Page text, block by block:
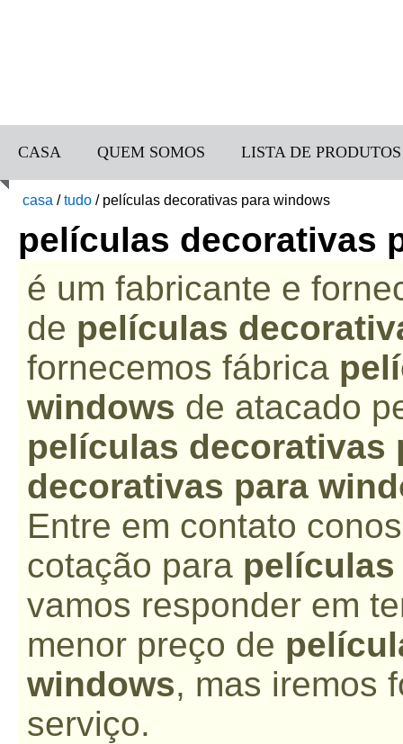
CASA QUEM SOMOS LISTA DE PRODUTOS
casa /tudo / películas decorativas para windows
películas decorativas
é um fabricante e
de películas
fornecemos fábrica
windows de atacado
películas decorativas
decorativas para
Entre em contato
cotação para
vamos responder em
menor preço de
windows, mas iremos
serviço.